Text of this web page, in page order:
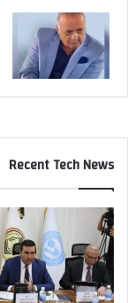
Recent Tech News